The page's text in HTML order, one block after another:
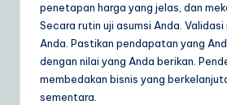
penetapan harga yang jelas, dan
Secara rutin uji asumsi Anda. Validasi
Anda. Pastikan pendapatan yang
dengan nilai yang Anda berikan.
membedakan bisnis yang
sementara.